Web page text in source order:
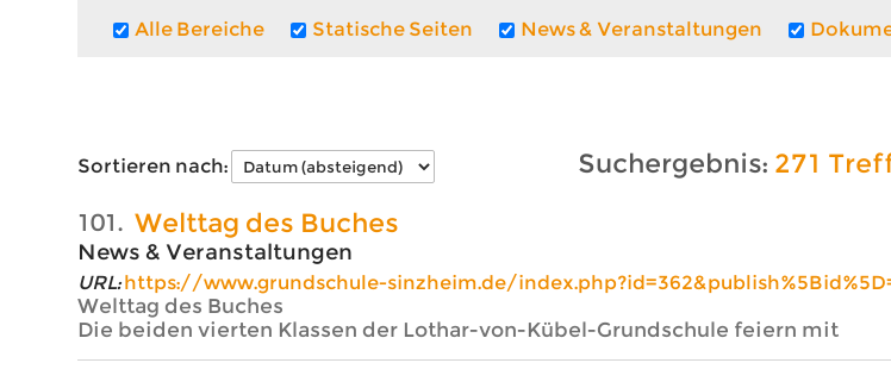
Alle Bereiche Statische Seiten News & Veranstaltungen
Sortieren nach: 271
101. Welttag des Buches
News & Veranstaltungen
URL: https://www.grundschule-sinzheim.de/
Welttag des Buches
Die beiden vierten Klassen der Lothar-von-Kübel-Grundschule feiern mit